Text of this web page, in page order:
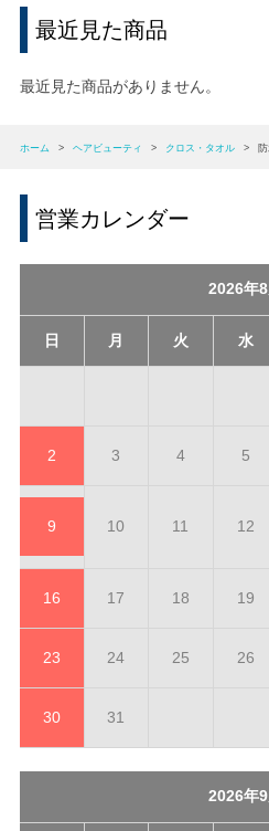
最近見た商品
最近見た商品がありません。
ホーム > ヘアビューティ > クロス・タオル >
営業カレンダー
2026年8
日 月 火 水
2 3 4 5
9 10 11 12
16 17 18 19
23 24 25 26
30 31
2026年9